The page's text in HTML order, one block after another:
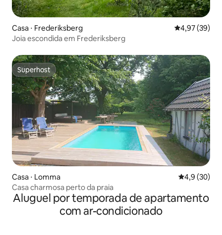
Casa ⋅ Frederiksberg 4,97 de uma
4,97 (39)
Joia escondida em Frederiksberg
Superhost
Superhost
Casa ⋅ Lomma 4,9 de uma
4,9 (30)
Casa charmosa perto da praia
Aluguel por temporada de apartamento
com ar-condicionado